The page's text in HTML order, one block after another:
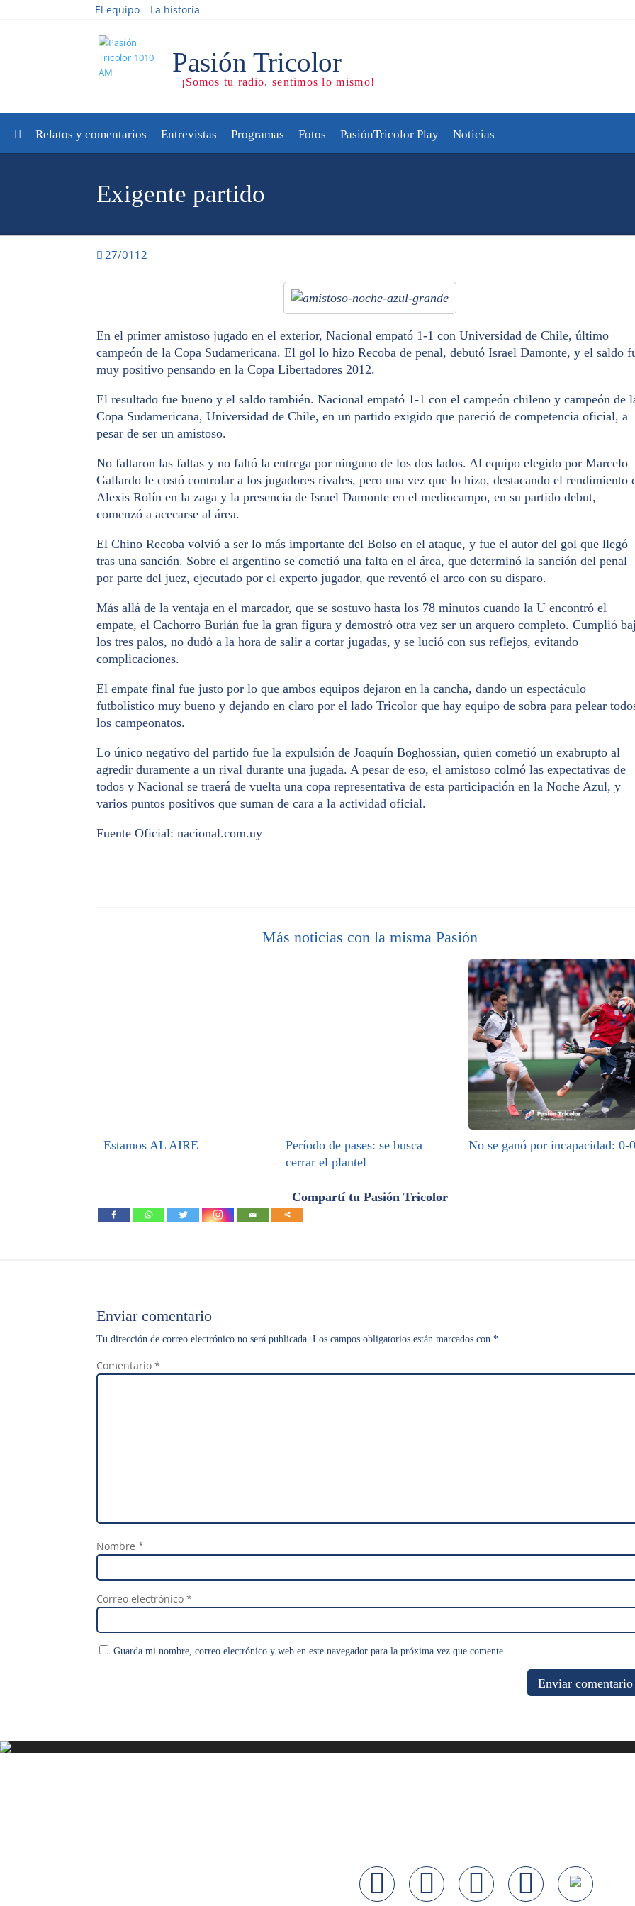
El equipo La historia
Relatos y comentarios Entrevistas Programas Fotos PasiónTricolor Play Noticias
Exigente partido
27/0112
En el primer amistoso jugado en el exterior, Nacional empató 1-1 con Universidad de Chile, último
campeón de la Copa Sudamericana. El gol lo hizo Recoba de penal, debutó Israel Damonte, y el saldo
muy positivo pensando en la Copa Libertadores 2012.
El resultado fue bueno y el saldo también. Nacional empató 1-1 con el campeón chileno y campeón de
Copa Sudamericana, Universidad de Chile, en un partido exigido que pareció de competencia oficial, a
pesar de ser un amistoso.
No faltaron las faltas y no faltó la entrega por ninguno de los dos lados. Al equipo elegido por Marcelo
Gallardo le costó controlar a los jugadores rivales, pero una vez que lo hizo, destacando el rendimiento
Alexis Rolín en la zaga y la presencia de Israel Damonte en el mediocampo, en su partido debut,
comenzó a acecarse al área.
El Chino Recoba volvió a ser lo más importante del Bolso en el ataque, y fue el autor del gol que llegó
tras una sanción. Sobre el argentino se cometió una falta en el área, que determinó la sanción del penal
por parte del juez, ejecutado por el experto jugador, que reventó el arco con su disparo.
Más allá de la ventaja en el marcador, que se sostuvo hasta los 78 minutos cuando la U encontró el
empate, el Cachorro Burián fue la gran figura y demostró otra vez ser un arquero completo. Cumplió
los tres palos, no dudó a la hora de salir a cortar jugadas, y se lució con sus reflejos, evitando
complicaciones.
El empate final fue justo por lo que ambos equipos dejaron en la cancha, dando un espectáculo
futbolístico muy bueno y dejando en claro por el lado Tricolor que hay equipo de sobra para pelear
los campeonatos.
Lo único negativo del partido fue la expulsión de Joaquín Boghossian, quien cometió un exabrupto al
agredir duramente a un rival durante una jugada. A pesar de eso, el amistoso colmó las expectativas de
todos y Nacional se traerá de vuelta una copa representativa de esta participación en la Noche Azul, y
varios puntos positivos que suman de cara a la actividad oficial.
Fuente Oficial: nacional.com.uy
Más noticias con la misma Pasión
Estamos AL AIRE
Período de pases: se busca
cerrar el plantel
No se ganó por incapacidad: 0-0
Compartí tu Pasión Tricolor
Enviar comentario
Tu dirección de correo electrónico no será publicada. Los campos obligatorios están marcados con *
Comentario *
Nombre *
Correo electrónico *
Guarda mi nombre, correo electrónico y web en este navegador para la próxima vez que comente.